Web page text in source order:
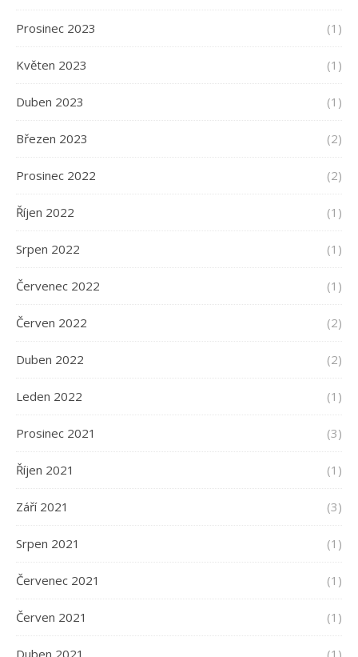
Prosinec 2023 (1)
Květen 2023 (1)
Duben 2023 (1)
Březen 2023 (2)
Prosinec 2022 (2)
Říjen 2022 (1)
Srpen 2022 (1)
Červenec 2022 (1)
Červen 2022 (2)
Duben 2022 (2)
Leden 2022 (1)
Prosinec 2021 (3)
Říjen 2021 (1)
Září 2021 (3)
Srpen 2021 (1)
Červenec 2021 (1)
Červen 2021 (1)
Duben 2021 (1)